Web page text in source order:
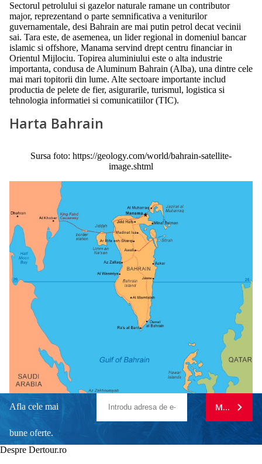
Sectorul petrolului si gazelor naturale ramane un contributor
major, reprezentand o parte semnificativa a veniturilor
guvernamentale, desi Bahrain are mai putin petrol decat vecinii
sai. Tara este, de asemenea, un lider regional in domeniul bancar
islamic si offshore, Manama servind drept centru financiar in
Orientul Mijlociu. Topirea aluminiului este o alta industrie
importanta, condusa de Aluminum Bahrain (Alba), una dintre cele
mai mari topitorii din lume. Alte sectoare importante includ
productia de pelete de fier, asigurarile, turismul, logistica si
tehnologia informatiei si comunicatiilor (TIC).
Harta Bahrain
Sursa foto: https://geology.com/world/bahrain-satellite-
image.shtml
Afla cele mai
bune oferte.
MA
Despre Dertour.ro